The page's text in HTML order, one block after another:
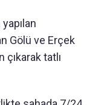
Gölü ve Erçek
çıkarak tatlı